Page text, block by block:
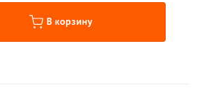
В корзину